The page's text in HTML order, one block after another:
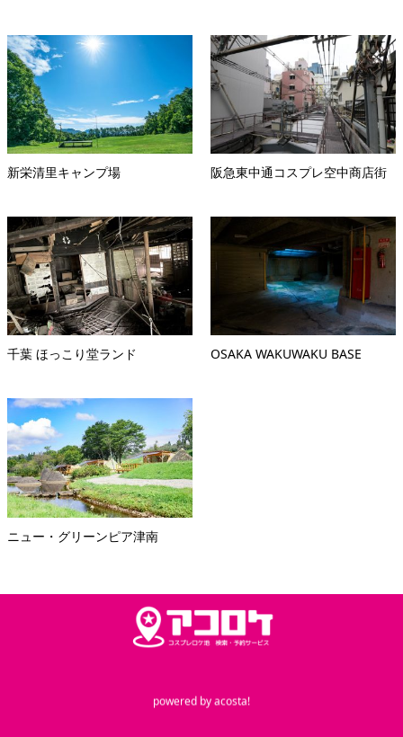
新栄清里キャンプ場 阪急東中通コスプレ空中商店街
千葉 ほっこり堂ランド OSAKA WAKUWAKU BASE
ニュー・グリーンピア津南
powered byacosta!